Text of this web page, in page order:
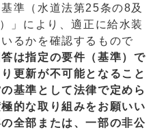
準（水道法第25条の8及
」により、適正に給水装
るかを確認するもので
は指定の要件（基準）で
更新が不可能となること
基準として法律で定めら
的な取り組みをお願いい
全部または、一部の非公